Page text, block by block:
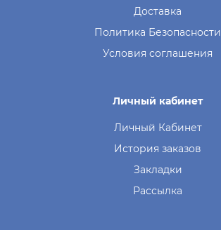
Доставка
Политика Безопасности
Условия соглашения
Личный кабинет
Личный Кабинет
История заказов
Закладки
Рассылка